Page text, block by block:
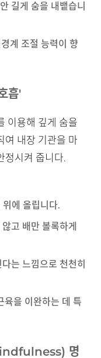
길게 숨을 내뱉습니
계 조절 능력이 향
흡'
이용해 깊게 숨을
여 내장 기관을 마
정시켜 줍니다.
에 올립니다.
고 배만 볼록하게
는 느낌으로 천천히
육을 이완하는 데 특
명